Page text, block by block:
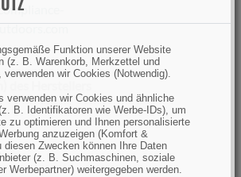
Funktion unserer Website
(z. B. Warenkorb, Merkzettel und
verwenden wir Cookies (Notwendig).
verwenden wir Cookies und ähnliche
B. Identifikatoren wie Werbe-IDs), um
zu optimieren und Ihnen personalisierte
anzuzeigen (Komfort &
diesen Zwecken können Ihre Daten
(z. B. Suchmaschinen, soziale
Werbepartner) weitergegeben werden.